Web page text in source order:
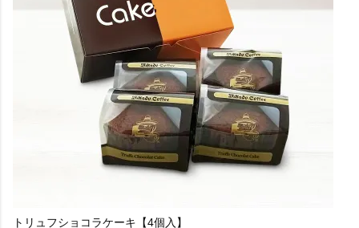
トリュフショコラケーキ【4個入】